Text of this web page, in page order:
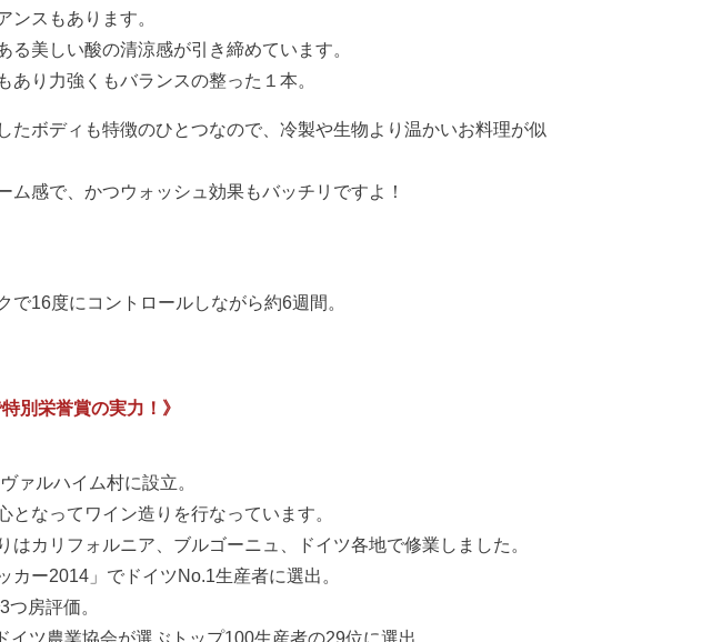
ンスもあります。
美しい酸の清涼感が引き締めています。
り力強くもバランスの整った１本。
たボディも特徴のひとつなので、冷製や生物より温かいお料理が似
感で、かつウォッシュ効果もバッチリですよ！
16度にコントロールしながら約6週間。
別栄誉賞の実力！》
ァルハイム村に設立。
なってワイン造りを行なっています。
カリフォルニア、ブルゴーニュ、ドイツ各地で修業しました。
ー2014」でドイツNo.1生産者に選出。
房評価。